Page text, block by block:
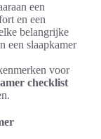
een
en een
belangrijke
een slaapkamer
voor
checklist